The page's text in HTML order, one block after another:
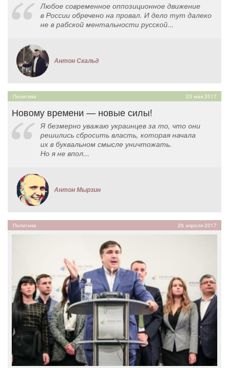
Любое современное оппозиционное движение
в России обречено на провал. И дело тут далеко
не в рабской ментальности русской...
Антон Скальд
Политика 23 мая 2017
Новому времени — новые силы!
Я безмерно уважаю украинцев за то, что они
решились сбросить власть, которая начала
их в буквальном смысле уничтожать.
Но я не впол...
Антон Мырзин
Политика 26 апреля 2017